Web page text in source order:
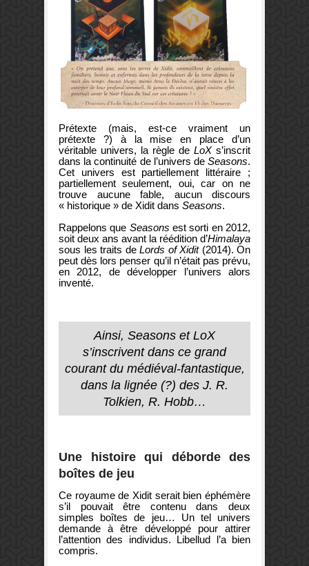
Prétexte (mais, est-ce vraiment un
prétexte ?) à la mise en place d’un
véritable univers, la règle de LoXs’inscrit
dans la continuité de l’univers de Seasons.
Cet univers est partiellement littéraire ;
partiellement seulement, oui, car on ne
trouve aucune fable, aucun discours
« historique » de Xidit dans Seasons.
Rappelons que Seasons est sorti en 2012,
soit deux ans avant la réédition d’Himalaya
sous les traits de Lords of Xidit (2014). On
peut dès lors penser qu’il n’était pas prévu,
en 2012, de développer l’univers alors
inventé.
Ainsi, Seasons et LoX
s’inscrivent dans ce grand
courant du médiéval-fantastique,
dans la lignée (?) des J. R.
Tolkien, R. Hobb…
Une histoire qui déborde des
boîtes de jeu
Ce royaume de Xidit serait bien éphémère
s’il pouvait être contenu dans deux
simples boîtes de jeu… Un tel univers
demande à être développé pour attirer
l’attention des individus. Libellud l’a bien
compris.